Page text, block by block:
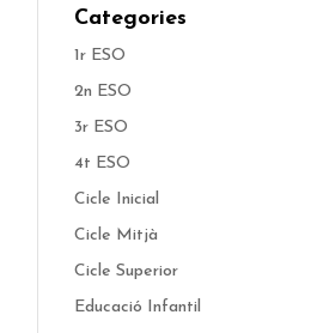
Categories
1r ESO
2n ESO
3r ESO
4t ESO
Cicle Inicial
Cicle Mitjà
Cicle Superior
Educació Infantil